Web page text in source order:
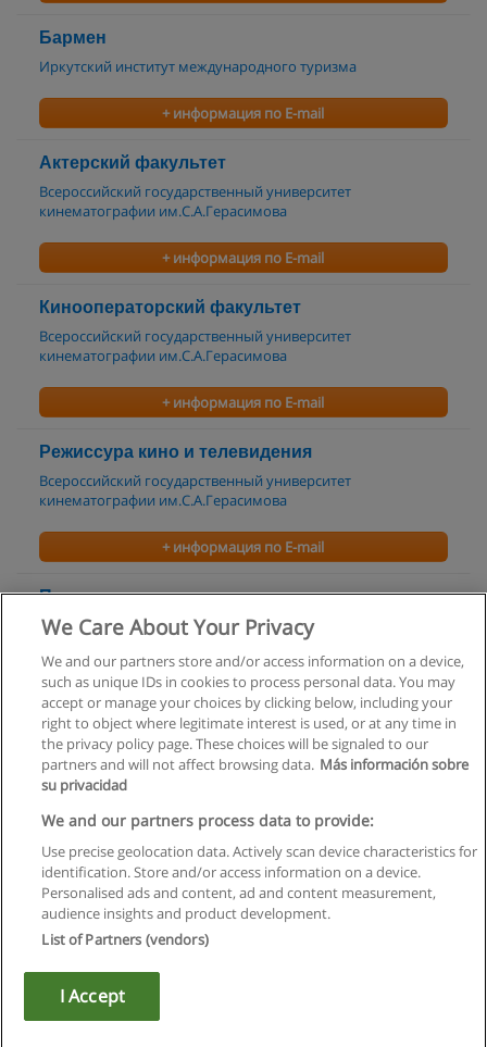
Бармен
Иркутский институт международного туризма
+ информация по E-mail
Актерский факультет
Всероссийский государственный университет
кинематографии им.С.А.Герасимова
+ информация по E-mail
Кинооператорский факультет
Всероссийский государственный университет
кинематографии им.С.А.Герасимова
+ информация по E-mail
Режиссура кино и телевидения
Всероссийский государственный университет
кинематографии им.С.А.Герасимова
+ информация по E-mail
Подготовительные курсы
Всероссийский заочный финансово-экономический
+ информация по E-mail
Правила пользования
Конфиденциальность информации
Напишите Educaedu
Copyright © Educaedu Business S.L. - CIF : B-95610580: -
We Care About Your Privacy
We and our partners store and/or access information on a device,
such as unique IDs in cookies to process personal data. You may
accept or manage your choices by clicking below, including your
right to object where legitimate interest is used, or at any time in
the privacy policy page. These choices will be signaled to our
partners and will not affect browsing data. Más información sobre
su privacidad
We and our partners process data to provide:
Use precise geolocation data. Actively scan device characteristics for
identification. Store and/or access information on a device.
Personalised ads and content, ad and content measurement,
audience insights and product development.
List of Partners (vendors)
I Accept